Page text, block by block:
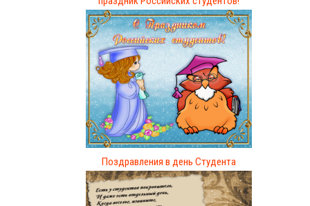
Поздравления в день Студента